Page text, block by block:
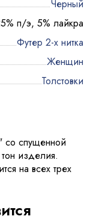
Черный
п/э, 5% лайкра
Футер 2-х нитка
Женщин
Толстовки
со спущенной
изделия.
на всех трех